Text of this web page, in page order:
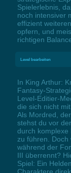
Spielerlebnis,
noch intensiver
effizient
opfern, und
richtigen
Level bearbeiten
In King Arthur:
Fantasy-
Level-Editier-
die sich nicht
Als Mordred,
stehst du vor
durch komplexe
zu führen. Doch
während der
III überrennt?
Spiel: Ein